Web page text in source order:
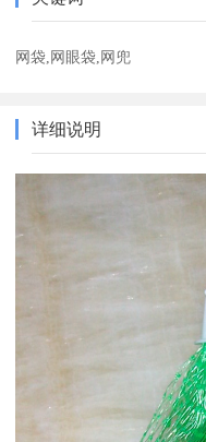
网袋,网眼袋,网兜
详细说明